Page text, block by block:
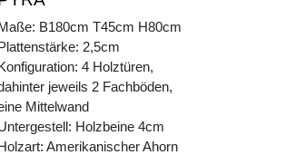
B180cm T45cm H80cm
2,5cm
4 Holztüren,
jeweils 2 Fachböden,
Mittelwand
Holzbeine 4cm
Amerikanischer Ahorn